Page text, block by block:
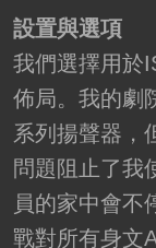
設置與選項
我們選擇用於
佈局。我的劇
系列揚聲器，
問題阻止了我
員的家中會不
戰對所有身文